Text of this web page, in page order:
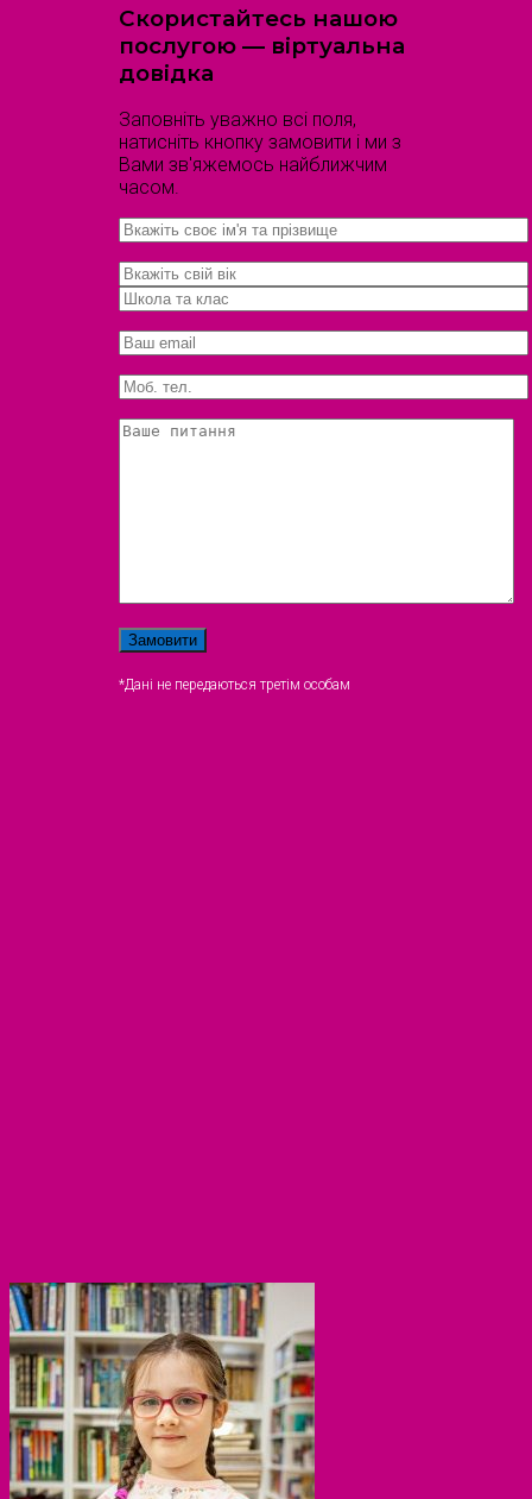
Скористайтесь нашою
послугою — віртуальна
довідка
Заповніть уважно всі поля,
натисніть кнопку замовити і ми з
Вами зв'яжемось найближчим
часом.
*Дані не передаються третім особам